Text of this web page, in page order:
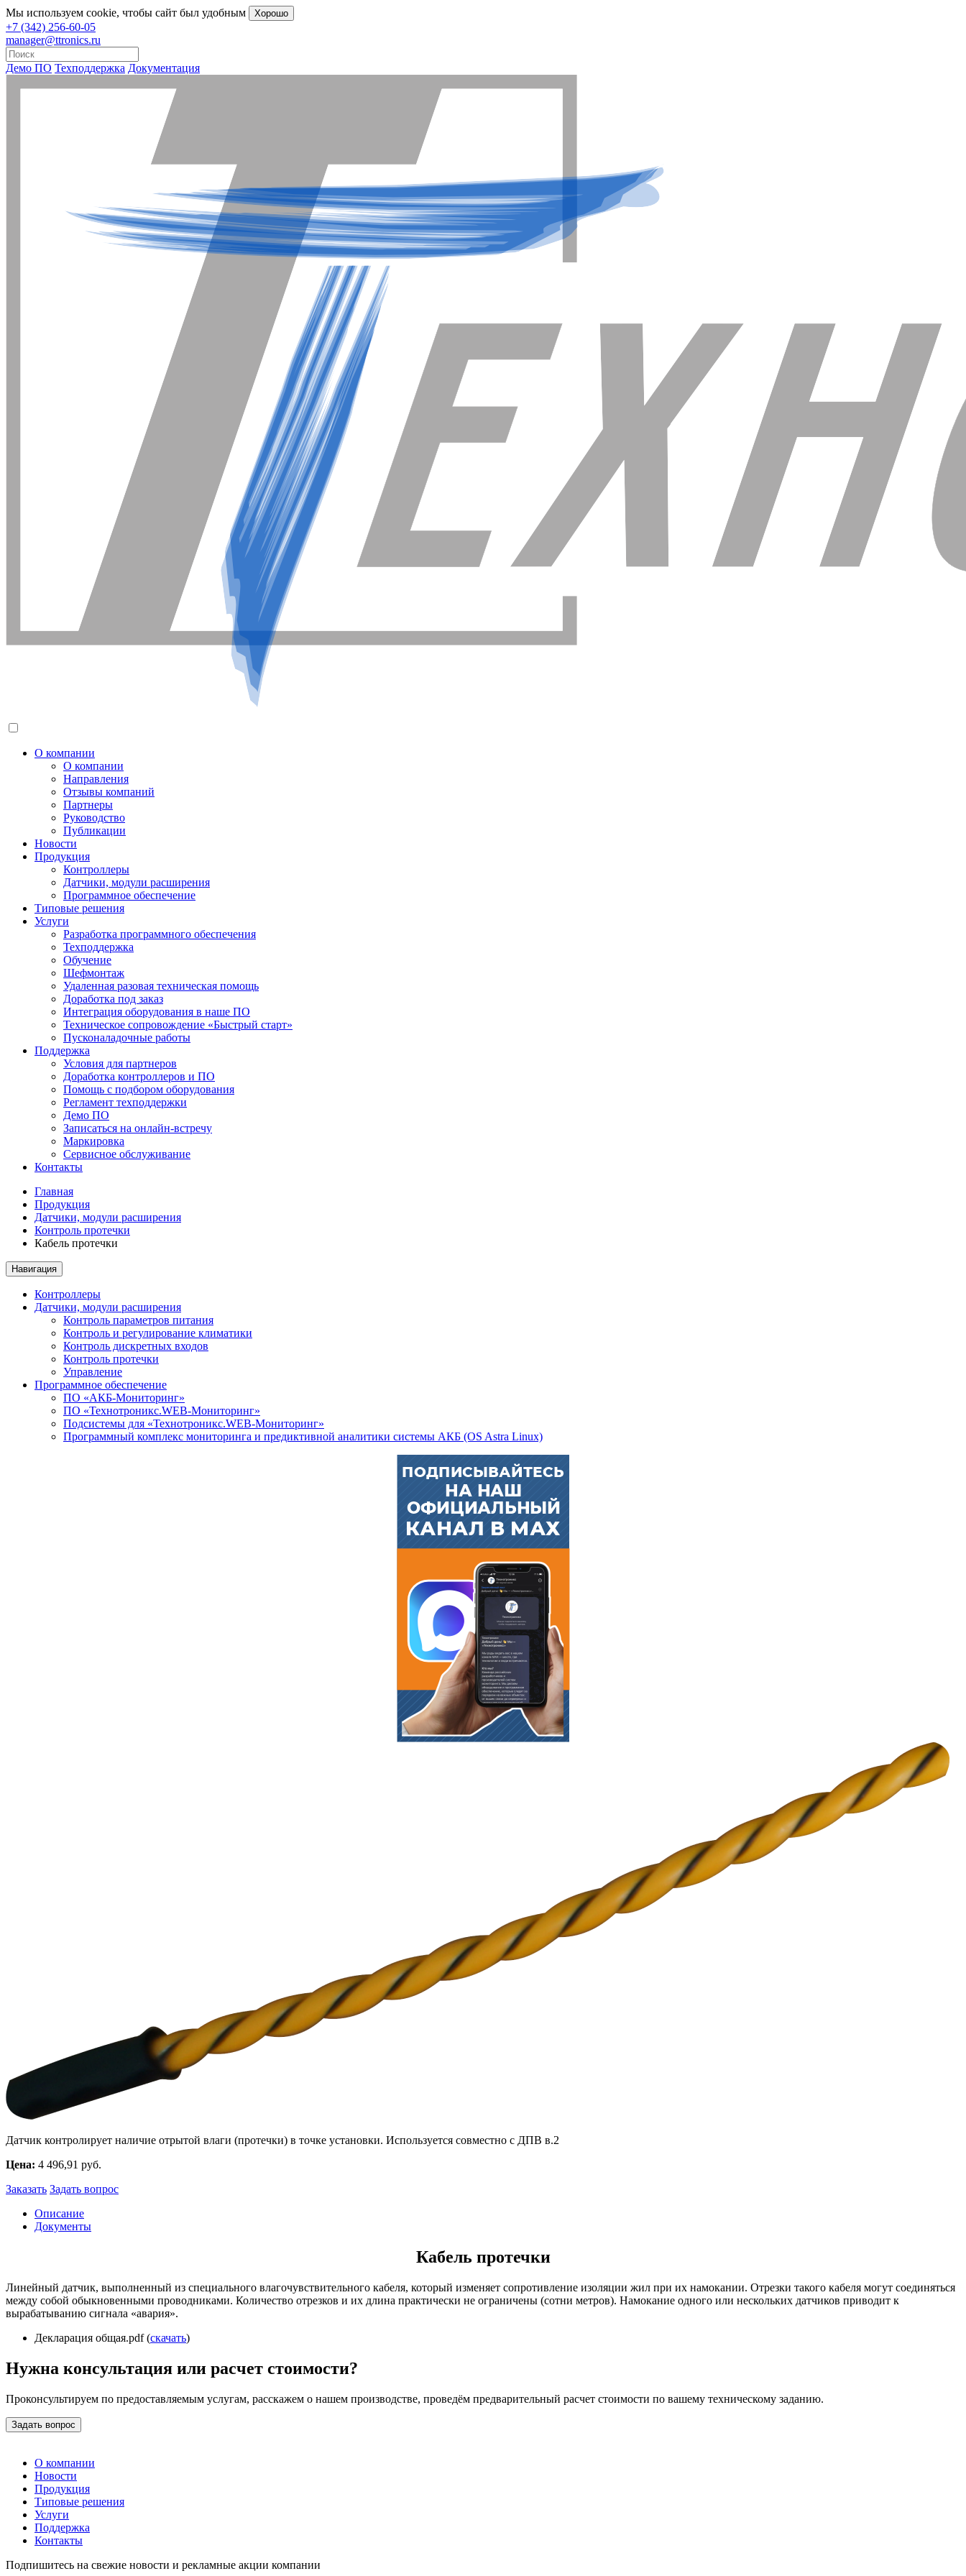
Мы используем cookie, чтобы сайт был удобным Хорошо
+7 (342) 256-60-05
manager@ttronics.ru
Демо ПО Техподдержка Документация
О компании
О компании
Направления
Отзывы компаний
Партнеры
Руководство
Публикации
Новости
Продукция
Контроллеры
Датчики, модули расширения
Программное обеспечение
Типовые решения
Услуги
Разработка программного обеспечения
Техподдержка
Обучение
Шефмонтаж
Удаленная разовая техническая помощь
Доработка под заказ
Интеграция оборудования в наше ПО
Техническое сопровождение «Быстрый старт»
Пусконаладочные работы
Поддержка
Условия для партнеров
Доработка контроллеров и ПО
Помощь с подбором оборудования
Регламент техподдержки
Демо ПО
Записаться на онлайн-встречу
Маркировка
Сервисное обслуживание
Контакты
Главная
Продукция
Датчики, модули расширения
Контроль протечки
Кабель протечки
Навигация
Контроллеры
Датчики, модули расширения
Контроль параметров питания
Контроль и регулирование климатики
Контроль дискретных входов
Контроль протечки
Управление
Программное обеспечение
ПО «АКБ-Мониторинг»
ПО «Технотроникс.WEB-Мониторинг»
Подсистемы для «Технотроникс.WEB-Мониторинг»
Программный комплекс мониторинга и предиктивной аналитики системы АКБ (OS Astra Linux)
Датчик контролирует наличие отрытой влаги (протечки) в точке установки. Используется совместно с ДПВ в.2
Цена: 4 496,91 руб.
Заказать Задать вопрос
Описание
Документы
Кабель протечки
Линейный датчик, выполненный из специального влагочувствительного кабеля, который изменяет сопротивление изоляции жил при их намокании. Отрезки такого кабеля могут соединяться
между собой обыкновенными проводниками. Количество отрезков и их длина практически не ограничены (сотни метров). Намокание одного или нескольких датчиков приводит к
вырабатыванию сигнала «авария».
Декларация общая.pdf (скачать)
Нужна консультация или расчет стоимости?
Проконсультируем по предоставляемым услугам, расскажем о нашем производстве, проведём предварительный расчет стоимости по вашему техническому заданию.
Задать вопрос
О компании
Новости
Продукция
Типовые решения
Услуги
Поддержка
Контакты
Подпишитесь на свежие новости и рекламные акции компании